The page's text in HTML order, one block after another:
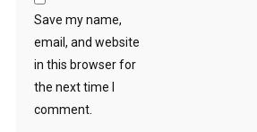
Save my name,
email, and website
in this browser for
the next time I
comment.